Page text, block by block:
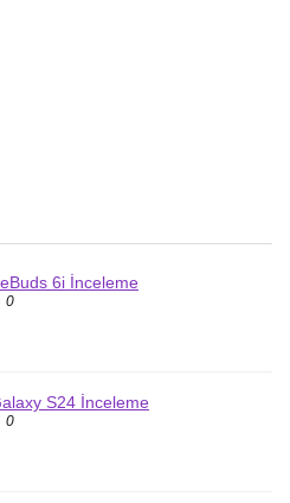
6i İnceleme
0
S24 İnceleme
0